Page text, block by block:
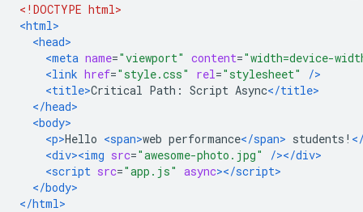
<!DOCTYPE html>
<html>
<head>
<meta name="viewport" content="width=device-
<link href="style.css" rel="stylesheet"
/>
<title>Critical Path: Script Async</title>
</head>
<body>
<p>Hello <span>web performance</span> students!
<div><img src="awesome-photo.jpg"
/></div>
<script src="app.js" async></script>
</body>
</html>